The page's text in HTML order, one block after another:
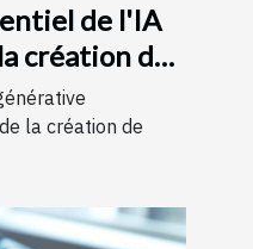
de l'IA
création de
la création de